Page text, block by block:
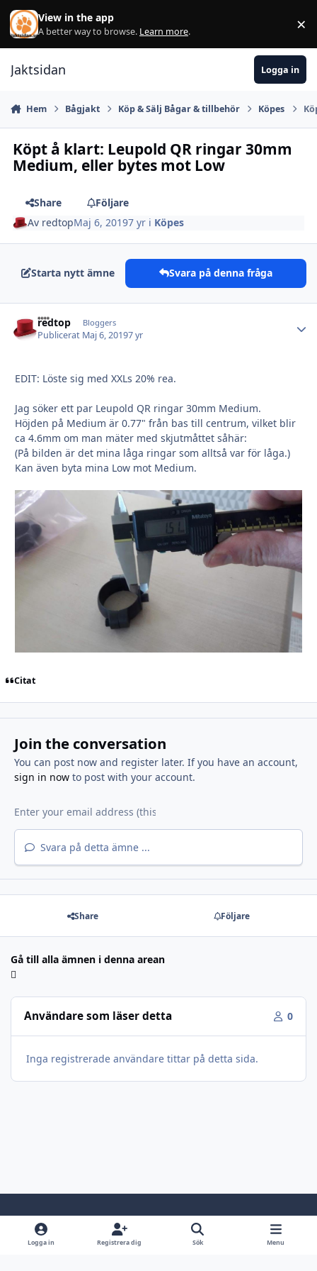
Hoppa till innehåll
View in the app
A better way to browse. Learn more. ×
Jaktsidan Logga in
Hem Bågjakt Köp & Sälj Bågar & tillbehör Köpes
Köpt å klart: Leupold QR ringar 30mm
Medium, eller bytes mot Low
Share
Följare
Av redtopMaj 6, 20197 yr i Köpes
Starta nytt ämne Svara på denna fråga
redtop Bloggers
Publicerat Maj 6, 20197 yr
EDIT: Löste sig med XXLs 20% rea.
Jag söker ett par Leupold QR ringar 30mm Medium.
Höjden på Medium är 0.77" från bas till centrum, vilket blir
ca 4.6mm om man mäter med skjutmåttet såhär:
(På bilden är det mina låga ringar som alltså var för låga.)
Kan även byta mina Low mot Medium.
Citat
Join the conversation
You can post now and register later. If you have an account,
sign in nowto post with your account.
Svara på detta ämne ...
Share Följare
Gå till alla ämnen i denna arean
Användare som läser detta 0
Inga registrerade användare tittar på detta sida.
Light ModeDark ModeSystem Preference
Logga in Registrera dig Sök Menu